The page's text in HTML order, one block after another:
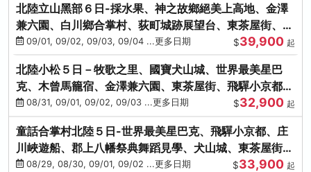
北陸立山黑部６日-採水果、神之故鄉絕美上高地、金澤
兼六園、白川鄉合掌村、荻町城跡展望台、東茶屋街、名
花之里絢爛花海
09/01, 09/02, 09/03, 09/04 ...更多日期 $39,900 起
北陸小松５日－牧歌之里、國寶犬山城、世界最美星巴
克、木曾馬籠宿、金澤兼六園、東茶屋街、飛驒小京都、
白川鄉合掌村
08/31, 09/01, 09/02, 09/03 ...更多日期 $32,900 起
童話合掌村北陸５日-世界最美星巴克、飛驒小京都、庄
川峽遊船、郡上八幡祭典舞蹈見學、犬山城、東茶屋街、
松葉蟹、金箔冰淇淋
08/29, 08/30, 09/01, 09/02 ...更多日期 $33,900 起